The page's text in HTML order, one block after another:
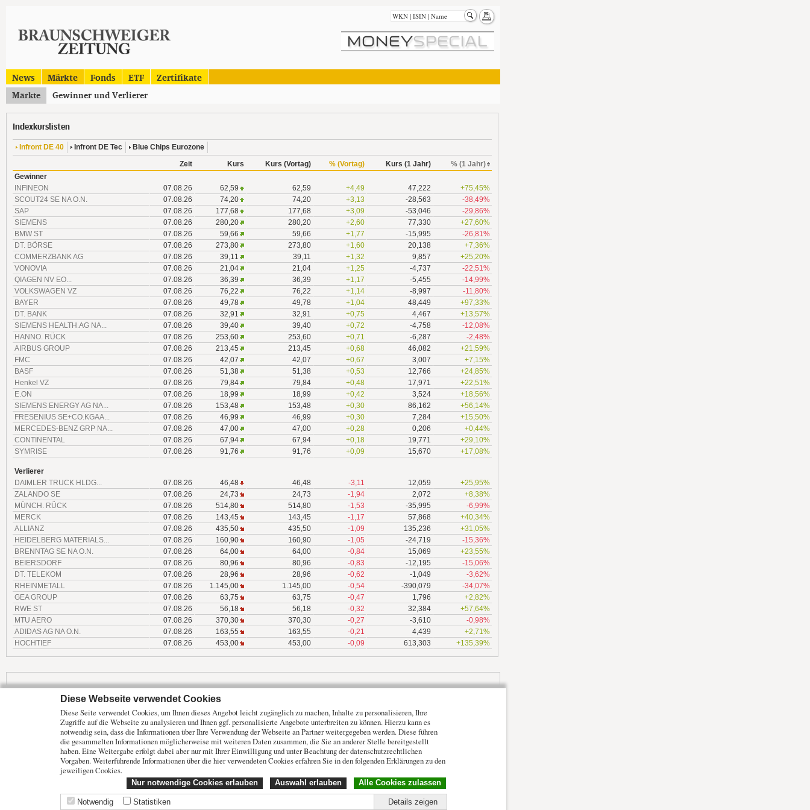
Diese Webseite verwendet Cookies
Diese Seite verwendet Cookies, um Ihnen dieses Angebot leicht zugänglich zu machen, Inhalte zu personalisieren, Ihre
Zugriffe auf die Webseite zu analysieren und Ihnen ggf. personalisierte Angebote unterbreiten zu können. Hierzu kann es
notwendig sein, dass die Informationen über Ihre Verwendung der Webseite an Partner weitergegeben werden. Diese führen
die gesammelten Informationen möglicherweise mit weiteren Daten zusammen, die Sie an anderer Stelle bereitgestellt
haben. Eine Weitergabe erfolgt dabei aber nur mit Ihrer Einwilligung und unter Beachtung der datenschutzrechtlichen
Vorgaben. Weiterführende Informationen über die hier verwendeten Cookies erfahren Sie in den folgenden Erklärungen zu den
jeweiligen Cookies.
Alle Cookies zulassen
Auswahl erlauben
Nur notwendige Cookies erlauben
Notwendig Statistiken Details zeigen
News Märkte Fonds ETF Zertifikate
Märkte Gewinner und Verlierer
Indexkurslisten
Infront DE 40 Infront DE Tec
Blue Chips Eurozone
Zeit
Kurs Kurs (Vortag) % (Vortag) Kurs (1 Jahr)
% (1 Jahr)
Gewinner
INFINEON
07.08.26 62,59 62,59 +4,49 47,222
+75,45%
SCOUT24 SE NA O.N.
07.08.26 74,20 74,20 +3,13 -28,563
-38,49%
SAP
07.08.26 177,68 177,68 +3,09 -53,046
-29,86%
SIEMENS
07.08.26 280,20 280,20 +2,60 77,330
+27,60%
BMW ST
07.08.26 59,66 59,66 +1,77 -15,995
-26,81%
DT. BÖRSE
07.08.26 273,80 273,80 +1,60 20,138
+7,36%
COMMERZBANK AG
07.08.26 39,11 39,11 +1,32 9,857
+25,20%
VONOVIA
07.08.26 21,04 21,04 +1,25 -4,737
-22,51%
QIAGEN NV EO...
07.08.26 36,39 36,39 +1,17 -5,455
-14,99%
VOLKSWAGEN VZ
07.08.26 76,22 76,22 +1,14 -8,997
-11,80%
BAYER
07.08.26 49,78 49,78 +1,04 48,449
+97,33%
DT. BANK
07.08.26 32,91 32,91 +0,75 4,467
+13,57%
SIEMENS HEALTH.AG NA...
07.08.26 39,40 39,40 +0,72 -4,758
-12,08%
HANNO. RÜCK
07.08.26 253,60 253,60 +0,71 -6,287
-2,48%
AIRBUS GROUP
07.08.26 213,45 213,45 +0,68 46,082
+21,59%
FMC
07.08.26 42,07 42,07 +0,67 3,007
+7,15%
BASF
07.08.26 51,38 51,38 +0,53 12,766
+24,85%
Henkel VZ
07.08.26 79,84 79,84 +0,48 17,971
+22,51%
E.ON
07.08.26 18,99 18,99 +0,42 3,524
+18,56%
SIEMENS ENERGY AG NA...
07.08.26 153,48 153,48 +0,30 86,162
+56,14%
FRESENIUS SE+CO.KGAA...
07.08.26 46,99 46,99 +0,30 7,284
+15,50%
MERCEDES-BENZ GRP NA...
07.08.26 47,00 47,00 +0,28 0,206
+0,44%
CONTINENTAL
07.08.26 67,94 67,94 +0,18 19,771
+29,10%
SYMRISE
07.08.26 91,76 91,76 +0,09 15,670 +17,08%
Verlierer
DAIMLER TRUCK HLDG...
07.08.26 46,48 46,48 -3,11 12,059
+25,95%
ZALANDO SE
07.08.26 24,73 24,73 -1,94 2,072
+8,38%
MÜNCH. RÜCK
07.08.26 514,80 514,80 -1,53 -35,995
-6,99%
MERCK
07.08.26 143,45 143,45 -1,17 57,868
+40,34%
ALLIANZ
07.08.26 435,50 435,50 -1,09 135,236
+31,05%
HEIDELBERG MATERIALS...
07.08.26 160,90 160,90 -1,05 -24,719
-15,36%
BRENNTAG SE NA O.N.
07.08.26 64,00 64,00 -0,84 15,069
+23,55%
BEIERSDORF
07.08.26 80,96 80,96 -0,83 -12,195
-15,06%
DT. TELEKOM
07.08.26 28,96 28,96 -0,62 -1,049
-3,62%
RHEINMETALL
07.08.26 1.145,00 1.145,00 -0,54 -390,079
-34,07%
GEA GROUP
07.08.26 63,75 63,75 -0,47 1,796
+2,82%
RWE ST
07.08.26 56,18 56,18 -0,32 32,384
+57,64%
MTU AERO
07.08.26 370,30 370,30 -0,27 -3,610
-0,98%
ADIDAS AG NA O.N.
07.08.26 163,55 163,55 -0,21 4,439
+2,71%
HOCHTIEF
07.08.26 453,00 453,00 -0,09 613,303 +135,39%
Mehr Marktdaten und Kurse finden Sie aufwww.finanztreff.de
Unternehmen
Wirtschaft
ETF Fonds
Anleihen
Zertifikate
Optionsscheine
Rohstoffe
Nutzungshinweise|Datenschutz| Impressum | Datenquellen: